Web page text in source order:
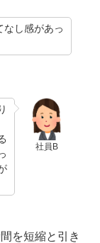
なし感があっ
社員B
を短縮と引き